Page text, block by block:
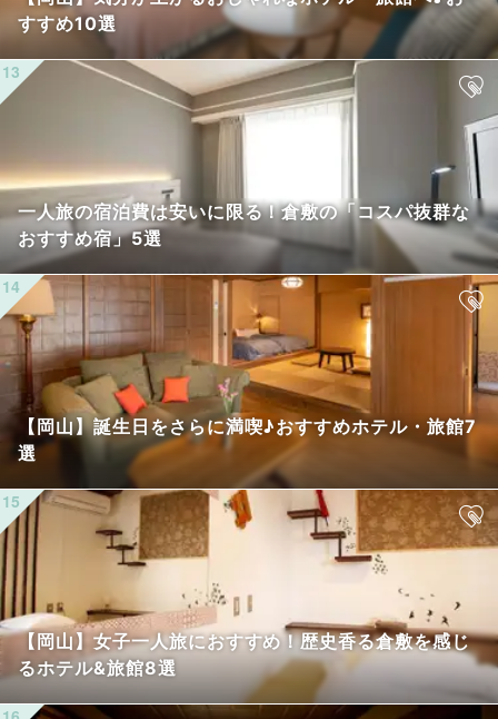
すすめ10選
一人旅の宿泊費は安いに限る！倉敷の「コスパ抜群な
おすすめ宿」5選
【岡山】誕生日をさらに満喫♪おすすめホテル・旅館7
選
【岡山】女子一人旅におすすめ！歴史香る倉敷を感じ
るホテル&旅館8選